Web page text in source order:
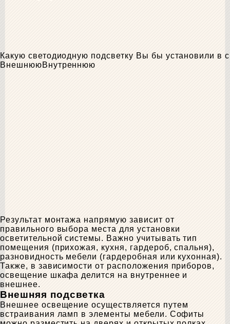
Какую светодиодную подсветку Вы бы установили в
ВнешнююВнутреннюю
Результат монтажа напрямую зависит от
правильного выбора места для установки
осветительной системы. Важно учитывать тип
помещения (прихожая, кухня, гардероб, спальня),
разновидность мебели (гардеробная или кухонная).
Также, в зависимости от расположения приборов,
освещение шкафа делится на внутреннее и
внешнее.
Внешняя подсветка
Внешнее освещение осуществляется путем
встраивания ламп в элементы мебели. Софиты